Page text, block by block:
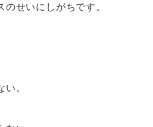
せいにしがちです。
。